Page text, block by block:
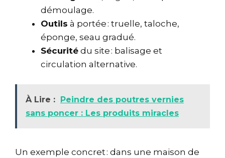
démoulage.
Outils à portée : truelle, taloche,
éponge, seau gradué.
Sécurité du site : balisage et
circulation alternative.
À Lire : Peindre des poutres vernies
sans poncer : Les produits miracles
Un exemple concret : dans une maison de